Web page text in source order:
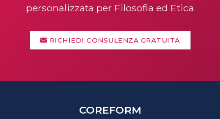
personalizzata per Filosofia ed Etica
RICHIEDI CONSULENZA GRATUITA
COREFORM